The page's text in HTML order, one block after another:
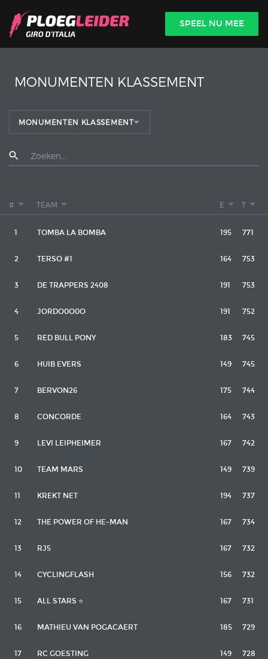
INLOGGEN 
SPEEL NU MEE
MONUMENTEN KLASSEMENT
MONUMENTEN KLASSEMENT
# TEAM E T
1 TOMBA LA BOMBA 195 771
2 TERSO #1 164 753
3 DE TRAPPERS 2408 191 753
4 JORDO0O0O 191 752
5 RED BULL PONY 183 745
6 HUIB EVERS 149 745
7 BERVON26 175 744
8 CONCORDE 164 743
9 LEVI LEIPHEIMER 167 742
10 TEAM MARS 149 739
11 KREKT NET 194 737
12 THE POWER OF HE-MAN 167 734
13 RJ5 167 732
14 CYCLINGFLASH 156 732
15 ALL STARS ⭐️ 167 731
16 MATHIEU VAN POGACAERT 185 729
17 RC GOESTING 149 728